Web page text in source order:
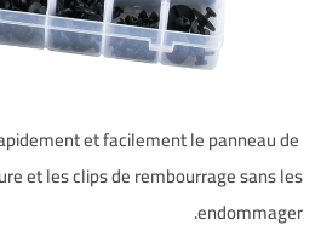
et facilement le panneau de
et les clips de rembourrage sans les
endommager.